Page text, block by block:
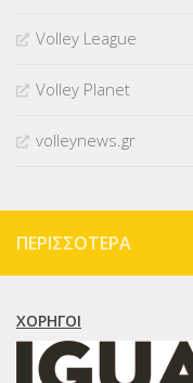
Volley League
Volley Planet
volleynews.gr
ΠΕΡΙΣΣΌΤΕΡΑ
ΧΟΡΗΓΟΊ